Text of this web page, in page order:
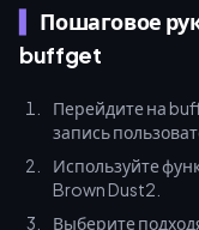
Пошаговое
buffget
Перейдите на
запись
Используйте
Brown Dust2.
Выберите